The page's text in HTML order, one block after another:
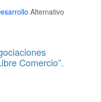
Alternativo
Comercio”.